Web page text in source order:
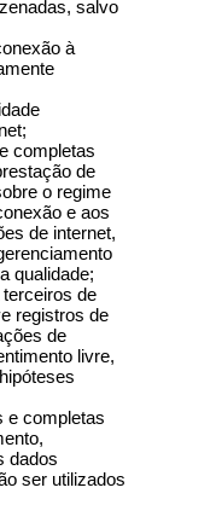
salvo
à
completas
de
o regime
e aos
de internet,
qualidade;
de
registros de
de
livre,
e completas
dados
ser utilizados